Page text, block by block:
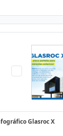
Glasroc X